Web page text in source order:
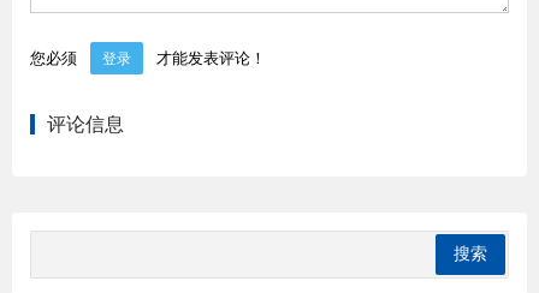
您必须 登录 才能发表评论！
评论信息